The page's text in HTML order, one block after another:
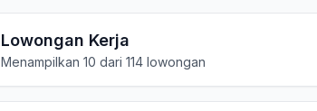
Lowongan Kerja
Menampilkan 10 dari 114 lowongan